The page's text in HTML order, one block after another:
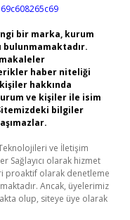
bir marka, kurum
bulunmamaktadır.
makaleler
haber niteliği
hakkında
ve kişiler ile isim
bilgiler
ve İletişim
Sağlayıcı olarak hizmet
proaktif olarak denetleme
Ancak, üyelerimiz
olup, siteye üye olarak